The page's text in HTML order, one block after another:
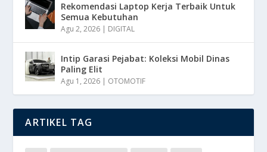
Rekomendasi Laptop Kerja Terbaik Untuk
Semua Kebutuhan
Agu 2, 2026 | DIGITAL
Intip Garasi Pejabat: Koleksi Mobil Dinas
Paling Elit
Agu 1, 2026 | OTOMOTIF
ARTIKEL TAG